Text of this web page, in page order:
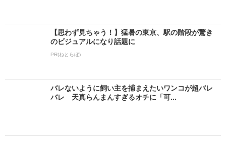
【思わず見ちゃう！】猛暑の東京、駅の階段が驚き
のビジュアルになり話題に
PR(ねとらぼ)
バレないように飼い主を捕まえたいワンコが超バレ
バレ 天真らんまんすぎるオチに「可...